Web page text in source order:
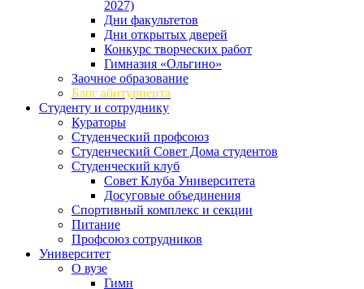
2027)
Дни факультетов
Дни открытых дверей
Конкурс творческих работ
Гимназия «Ольгино»
Заочное образование
Блог абитуриента
Студенту и сотруднику
Кураторы
Студенческий профсоюз
Студенческий Совет Дома студентов
Студенческий клуб
Совет Клуба Университета
Досуговые объединения
Спортивный комплекс и секции
Питание
Профсоюз сотрудников
Университет
О вузе
Гимн